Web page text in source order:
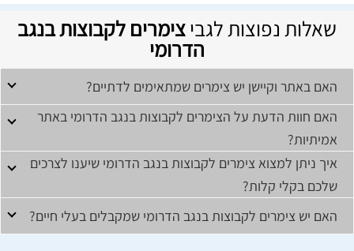
שאלות נפוצות לגביצימרים לקבוצות בנגב
הדרומי
האם באתר וקיישן יש צימרים שמתאימים לדתיים?
האם חוות הדעת על הצימרים לקבוצות בנגב הדרומי באתר
אמיתיות?
איך ניתן למצוא צימרים לקבוצות בנגב הדרומי שיענו לצרכים
שלכם בקלי קלות?
האם יש צימרים לקבוצות בנגב הדרומי שמקבלים בעלי חיים?